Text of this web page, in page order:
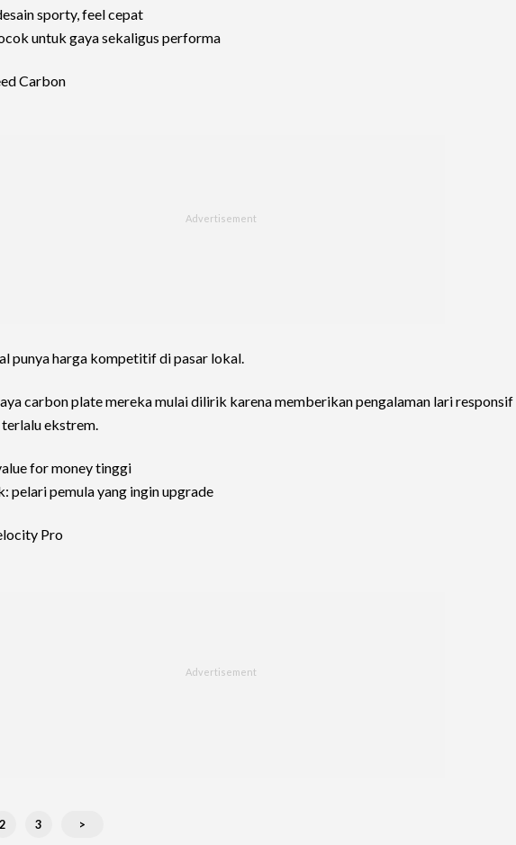
sporty, feel cepat
untuk gaya sekaligus performa
Carbon
punya harga kompetitif di pasar lokal.
carbon plate mereka mulai dilirik karena memberikan pengalaman lari responsif
ekstrem.
for money tinggi
pelari pemula yang ingin upgrade
Pro
2 3 >